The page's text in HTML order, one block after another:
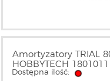
Amortyzatory TRIAL
HOBBYTECH 1801011
Dostępna ilość: